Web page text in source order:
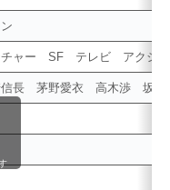
ン
チャー SF テレビ アクシ
信長 茅野愛衣 高木渉 坂